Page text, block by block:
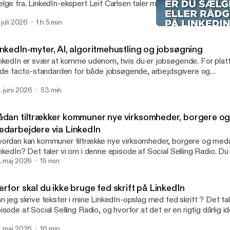
fra. LinkedIn-ekspert Leif Carlsen taler med Majbritt Lund om
Selling Proposition, superpower, prissætning og LinkedIn. Du
skærpe din position, tydeliggøre din værdi og gøre både din
juli 2026 1 h 5 min
myter, AI, algoritmehustling og jobsøgning
er svær at komme udenom, hvis du er jobsøgende. For
facto-standarden for både jobsøgende, arbejdsgivere og
i håbet om at finde "den hemmelige opskrift", der kan
til kroppen, og der opstår derfor hurtigt myter, halve sandheder
om, hvad der virker. Hvad der er op og ned i denne
ekspert Leif Carlsen fra Social Selling Company og Sami
om i denne podcastepisode.
juni 2026 53 min
tiltrækker kommuner nye virksomheder, borgere og
via LinkedIn
kan kommuner tiltrække nye virksomheder, borgere og
Det taler vi om i denne episode af Social Selling Radio.
i, hvordan kommunerne kan bruge LinkedIn til at markedsføre
borgerne og medarbejderne.
maj 2026 15 min
skal du ikke bruge fed skrift på LinkedIn
jeg skrive tekster i mine LinkedIn-opslag med fed skrift ? Det
af Social Selling Radio, og hvorfor at det er en rigtig dårlig